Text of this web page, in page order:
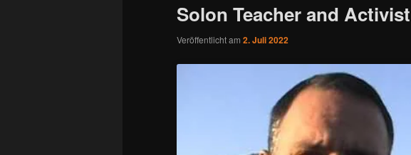
Solon Teacher and Activist
Veröffentlicht am 2. Juli 2022